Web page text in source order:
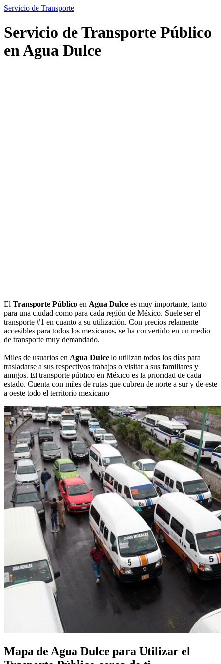
Servicio de Transporte
Servicio de Transporte Público
en Agua Dulce
El Transporte Público en Agua Dulce es muy importante, tanto
para una ciudad como para cada región de México. Suele ser el
transporte #1 en cuanto a su utilización. Con precios relamente
accesibles para todos los mexicanos, se ha convertido en un medio
de transporte muy demandado.
Miles de usuarios en Agua Dulce lo utilizan todos los días para
trasladarse a sus respectivos trabajos o visitar a sus familiares y
amigos. El transporte público en México es la prioridad de cada
estado. Cuenta con miles de rutas que cubren de norte a sur y de este
a oeste todo el territorio mexicano.
Mapa de Agua Dulce para Utilizar el